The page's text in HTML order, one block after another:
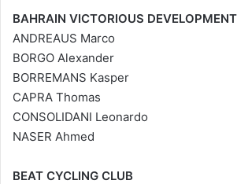
BAHRAIN VICTORIOUS
ANDREAUS Marco
BORGO Alexander
BORREMANS Kasper
CAPRA Thomas
CONSOLIDANI Leonardo
NASER Ahmed
BEAT CYCLING CLUB